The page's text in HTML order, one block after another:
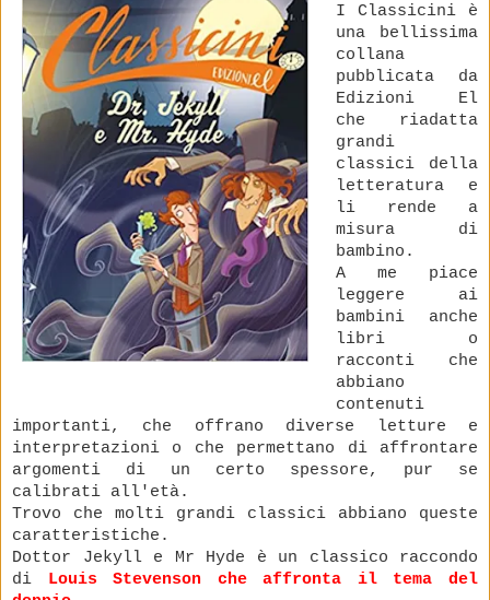
I Classicini è
una bellissima
collana
pubblicata da
Edizioni El
che riadatta
grandi
classici della
letteratura e
li rende a
misura di
bambino.
A me piace
leggere ai
bambini anche
libri o
racconti che
abbiano
contenuti
importanti, che offrano diverse letture e
interpretazioni o che permettano di affrontare
argomenti di un certo spessore, pur se
calibrati all'età.
Trovo che molti grandi classici abbiano queste
caratteristiche.
Dottor Jekyll e Mr Hyde è un classico raccondo
di Louis Stevenson che affronta il tema del